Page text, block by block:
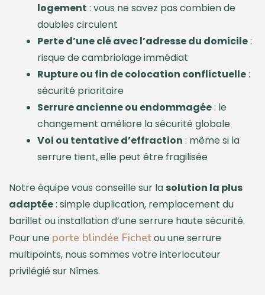
logement : vous ne savez pas combien de
doubles circulent
Perte d’une clé avec l’adresse du domicile:
risque de cambriolage immédiat
Rupture ou fin de colocation conflictuelle:
sécurité prioritaire
Serrure ancienne ou endommagée: le
changement améliore la sécurité globale
Vol ou tentative d’effraction : même si la
serrure tient, elle peut être fragilisée
Notre équipe vous conseille sur la solution la plus
adaptée: simple duplication, remplacement du
barillet ou installation d’une serrure haute sécurité.
Pour une porte blindée Fichetou une serrure
multipoints, nous sommes votre interlocuteur
privilégié sur Nîmes.